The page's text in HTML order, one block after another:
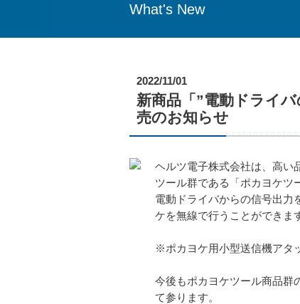
What's New
2022/11/01
新商品「”電動ドライ
売のお知らせ
ヘルツ電子株式会社は、高い
ツール群である「ポカヨケツ
電動ドライバからの信号出力
ケを無線で行うことができま
※ポカヨケ用小型送信機アタ
今後もポカヨケツール商品群
て参ります。